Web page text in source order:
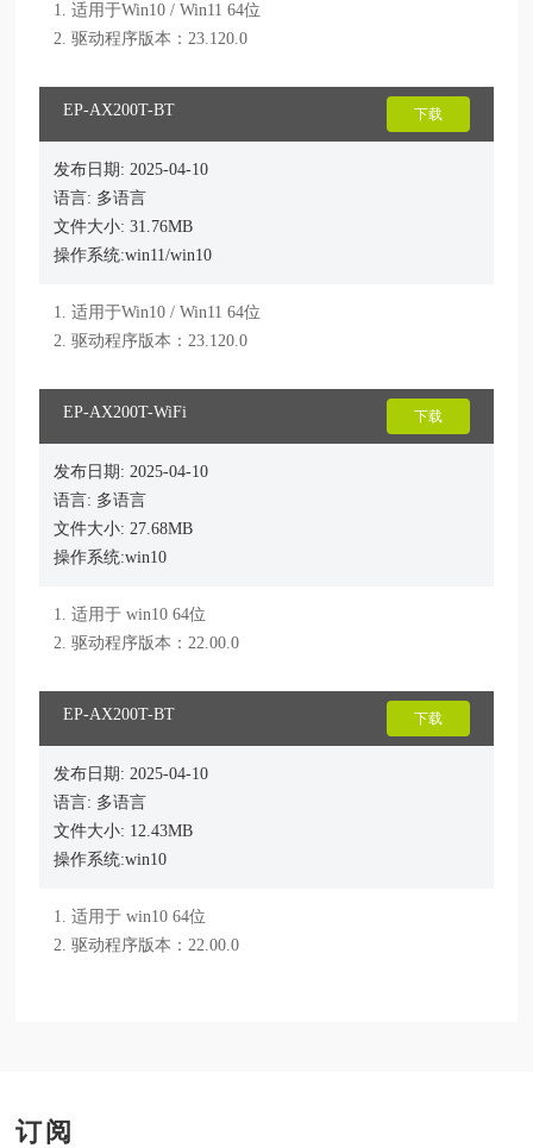
1. 适用于Win10 / Win11 64位
2. 驱动程序版本：23.120.0
EP-AX200T-BT 下载
发布日期: 2025-04-10
语言: 多语言
文件大小: 31.76MB
操作系统:win11/win10
1. 适用于Win10 / Win11 64位
2. 驱动程序版本：23.120.0
EP-AX200T-WiFi 下载
发布日期: 2025-04-10
语言: 多语言
文件大小: 27.68MB
操作系统:win10
1. 适用于 win10 64位
2. 驱动程序版本：22.00.0
EP-AX200T-BT 下载
发布日期: 2025-04-10
语言: 多语言
文件大小: 12.43MB
操作系统:win10
1. 适用于 win10 64位
2. 驱动程序版本：22.00.0
订阅